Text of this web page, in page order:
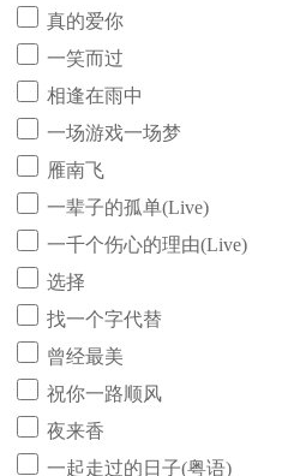
真的爱你
一笑而过
相逢在雨中
一场游戏一场梦
雁南飞
一辈子的孤单(Live)
一千个伤心的理由(Live)
选择
找一个字代替
曾经最美
祝你一路顺风
夜来香
一起走过的日子(粤语)